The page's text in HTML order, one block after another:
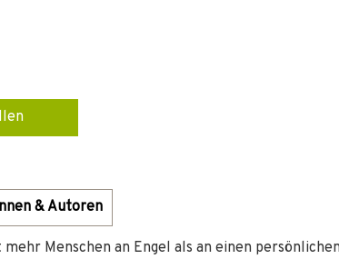
& Autoren
Menschen an Engel als an einen